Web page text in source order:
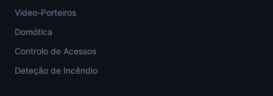
Video-Porteiros
Domótica
Controlo de Acessos
Deteção de Incêndio